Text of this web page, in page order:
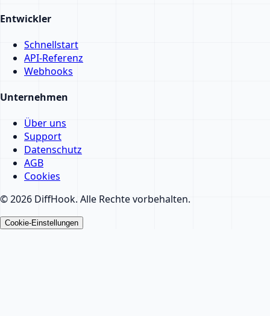
Entwickler
Schnellstart
API-Referenz
Webhooks
Unternehmen
Über uns
Support
Datenschutz
AGB
Cookies
© 2026 DiffHook. Alle Rechte vorbehalten.
Cookie-Einstellungen